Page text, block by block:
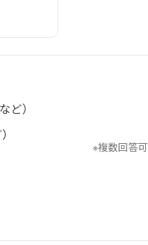
ど）
※複数回答可